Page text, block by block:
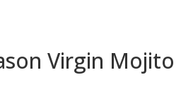
Virgin Mojito